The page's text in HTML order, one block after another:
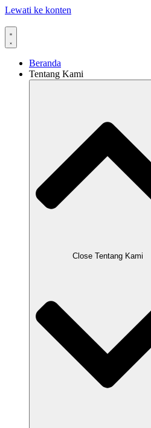
Lewati ke konten
Beranda
Tentang Kami
Close Tentang Kami